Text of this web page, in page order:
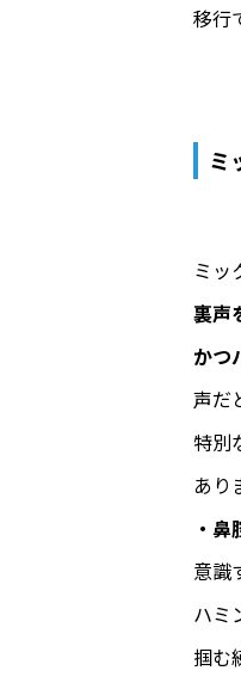
移行
ミ
ミッ
裏声
かつ
声だ
特別
あり
・
意識
ハミ
掴む